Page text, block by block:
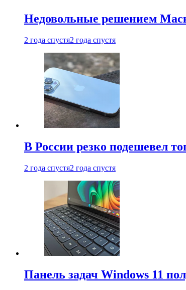
Недовольные решением
2 года спустя2 года спустя
В России резко подешевел
2 года спустя2 года спустя
Панель задач Windows 11